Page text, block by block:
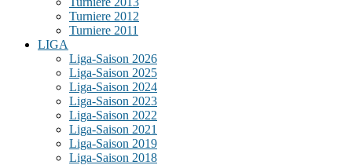
Turniere 2012
Turniere 2011
LIGA
Liga-Saison 2026
Liga-Saison 2025
Liga-Saison 2024
Liga-Saison 2023
Liga-Saison 2022
Liga-Saison 2021
Liga-Saison 2019
Liga-Saison 2018